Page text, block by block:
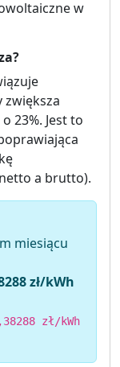
w
zwiększa
23%. Jest to
a brutto).
miesiącu
zł/kWh
zł/kWh